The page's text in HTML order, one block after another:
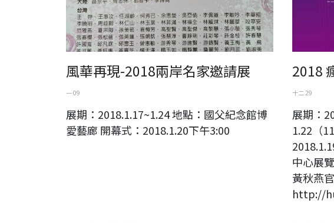
風華再現-2018兩岸名家邀請展
一 09
展期：2018.1.17~1.24 地點：國父紀念館博
愛藝廊 開幕式：2018.1.20下午3:00
2018
十二 29
展期：
1.22（
中心展
黃秋燕
http://